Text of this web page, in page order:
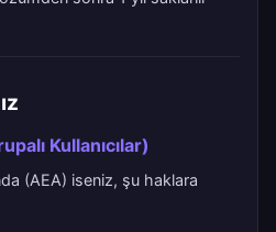
Kullanıcılar)
(AEA) iseniz, şu haklara